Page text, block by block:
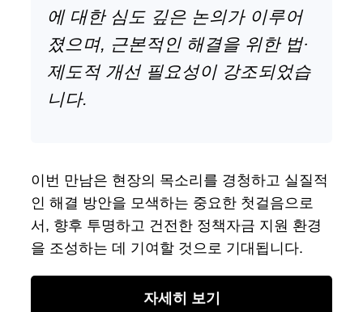
에 대한 심도 깊은 논의가 이루어
졌으며, 근본적인 해결을 위한 법·
제도적 개선 필요성이 강조되었습
니다.
이번 만남은 현장의 목소리를 경청하고 실질적
인 해결 방안을 모색하는 중요한 첫걸음으로
서, 향후 투명하고 건전한 정책자금 지원 환경
을 조성하는 데 기여할 것으로 기대됩니다.
자세히 보기